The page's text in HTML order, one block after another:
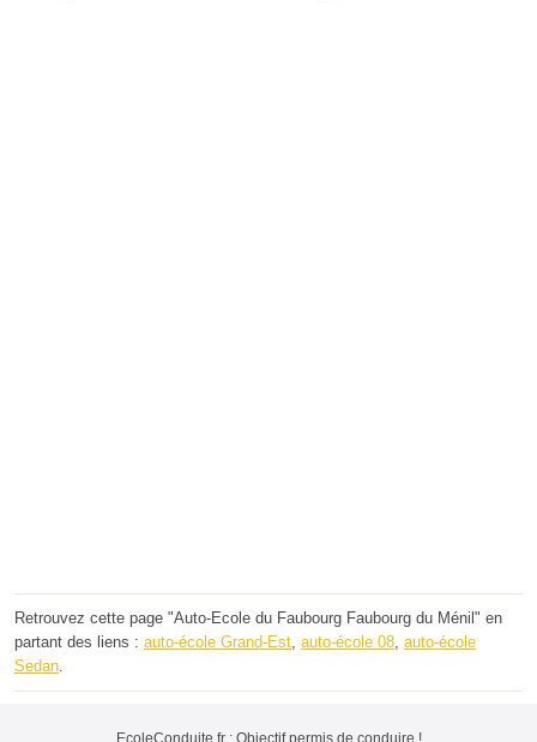
Retrouvez cette page "Auto-Ecole du Faubourg Faubourg du Ménil" en
partant des liens : auto-école Grand-Est, auto-école 08, auto-école
Sedan.